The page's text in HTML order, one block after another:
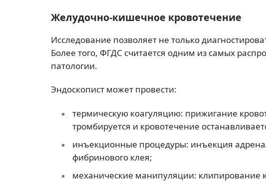
Желудочно-кишечное кровотечение
Исследование позволяет не только
Более того, ФГДС считается одним из самых
патологии.
Эндоскопист может провести:
термическую коагуляцию: прижигание
тромбируется и кровотечение
инъекционные процедуры: инъекция
фибринового клея;
механические манипуляции: клипирование